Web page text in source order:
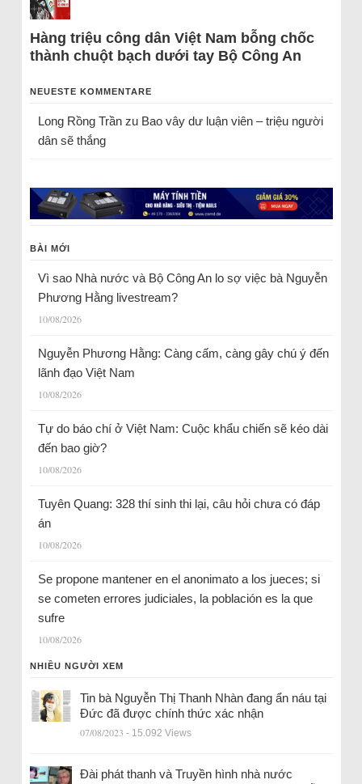
Hàng triệu công dân Việt Nam bỗng chốc
thành chuột bạch dưới tay Bộ Công An
NEUESTE KOMMENTARE
Long Rồng Trầnzu Bao vây dư luận viên – triệu người
dân sẽ thắng
BÀI MỚI
Vì sao Nhà nước và Bộ Công An lo sợ việc bà Nguyễn
Phương Hằng livestream?
10/08/2026
Nguyễn Phương Hằng: Càng cấm, càng gây chú ý đến
lãnh đạo Việt Nam
10/08/2026
Tự do báo chí ở Việt Nam: Cuộc khẩu chiến sẽ kéo dài
đến bao giờ?
10/08/2026
Tuyên Quang: 328 thí sinh thi lại, câu hỏi chưa có đáp
án
10/08/2026
Se propone mantener en el anonimato a los jueces; si
se cometen errores judiciales, la población es la que
sufre
10/08/2026
NHIỀU NGƯỜI XEM
Tin bà Nguyễn Thị Thanh Nhàn đang ẩn náu tại
Đức đã được chính thức xác nhận
07/08/2023 - 15.092 Views
Đài phát thanh và Truyền hình nhà nước